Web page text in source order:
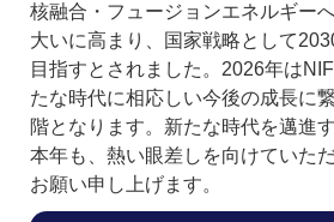
核融合・フュージョンエネルギー
大いに高まり、国家戦略として
目指すとされました。2026年は
たな時代に相応しい今後の成長に
階となります。新たな時代を邁進
本年も、熱い眼差しを向けていた
お願い申し上げます。